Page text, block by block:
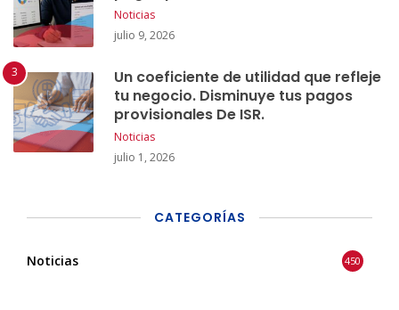
Noticias
julio 9, 2026
Un coeficiente de utilidad que refleje
tu negocio. Disminuye tus pagos
provisionales De ISR.
Noticias
julio 1, 2026
CATEGORÍAS
Noticias 450